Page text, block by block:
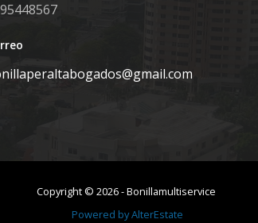
Copyright © 2026-Bonillamultiservice
Powered byAlterEstate